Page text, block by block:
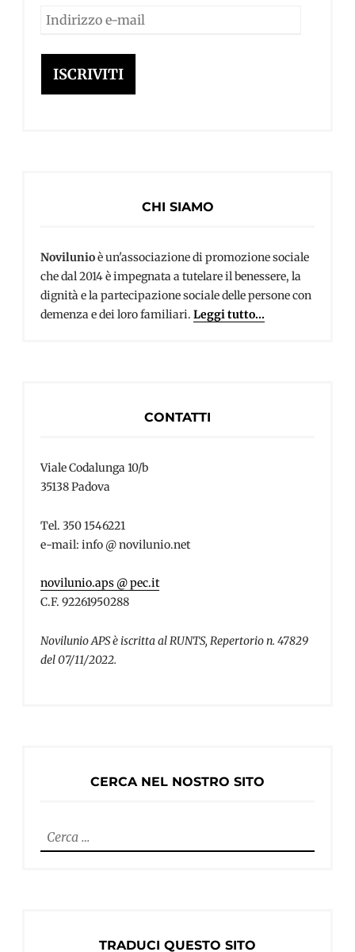
Indirizzo
mail
ISCRIVITI
CHI SIAMO
Novilunioè un'associazione di promozione sociale
che dal 2014 è impegnata a tutelare il benessere, la
dignità e la partecipazione sociale delle persone con
demenza e dei loro familiari. Leggi tutto...
CONTATTI
Viale Codalunga 10/b
35138 Padova
Tel. 350 1546221
e-mail: info @ novilunio.net
novilunio.aps @ pec.it
C.F. 92261950288
Novilunio APS è iscritta al RUNTS, Repertorio n. 47829
del 07/11/2022.
CERCA NEL NOSTRO SITO
Ricerca
per:
TRADUCI QUESTO SITO